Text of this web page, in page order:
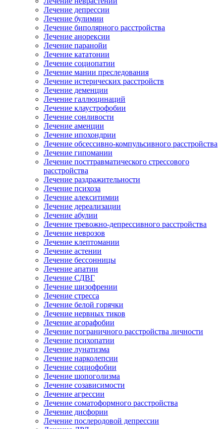
Лечение депрессии
Лечение булимии
Лечение биполярного расстройства
Лечение анорексии
Лечение паранойи
Лечение кататонии
Лечение социопатии
Лечение мании преследования
Лечение истерических расстройств
Лечение деменции
Лечение галлюцинаций
Лечение клаустрофобии
Лечение сонливости
Лечение аменции
Лечение ипохондрии
Лечение обсессивно-компульсивного расстройства
Лечение гипомании
Лечение посттравматического стрессового
расстройства
Лечение раздражительности
Лечение психоза
Лечение алекситимии
Лечение дереализации
Лечение абулии
Лечение тревожно-депрессивного расстройства
Лечение неврозов
Лечение клептомании
Лечение астении
Лечение бессонницы
Лечение апатии
Лечение СДВГ
Лечение шизофрении
Лечение стресса
Лечение белой горячки
Лечение нервных тиков
Лечение агорафобии
Лечение пограничного расстройства личности
Лечение психопатии
Лечение лунатизма
Лечение нарколепсии
Лечение социофобии
Лечение шопоголизма
Лечение созависимости
Лечение агрессии
Лечение соматоформного расстройства
Лечение дисфории
Лечение послеродовой депрессии